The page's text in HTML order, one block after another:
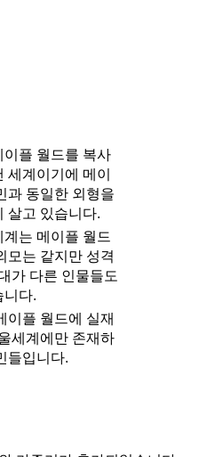
이플 월드를 복사
세계이기에 메이
과 동일한 외형을
살고 있습니다.
계는 메이플 월드
모는 같지만 성격
가 다른 인물들도
니다.
이플 월드에 실재
세계에만 존재하
들입니다.